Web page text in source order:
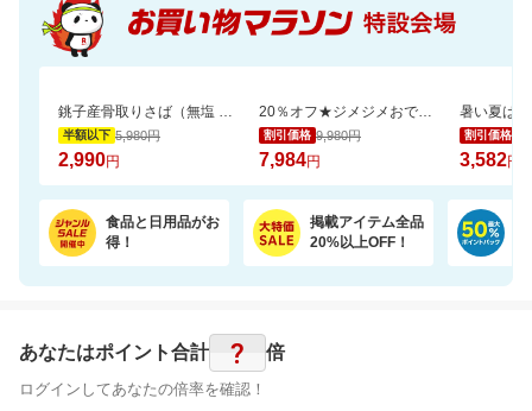
銚子産骨取りさば（無塩 選べる1kg・2kg）【骨取り魚の飯田商店】
半額以下 5,980円
2,990円
20％オフ★ジメジメおでかけもさらっと快適なファンシート（保冷剤2個付き）
割引価格 9,980円
7,984円
割引価格
3,582円
食品と日用品がお
得！
掲載アイテム全品
20%以上OFF！
あなたはポイント合計 ? 倍
ログインしてあなたの倍率を確認！